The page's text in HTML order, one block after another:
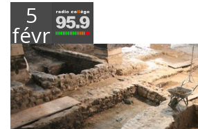
5
février
2018